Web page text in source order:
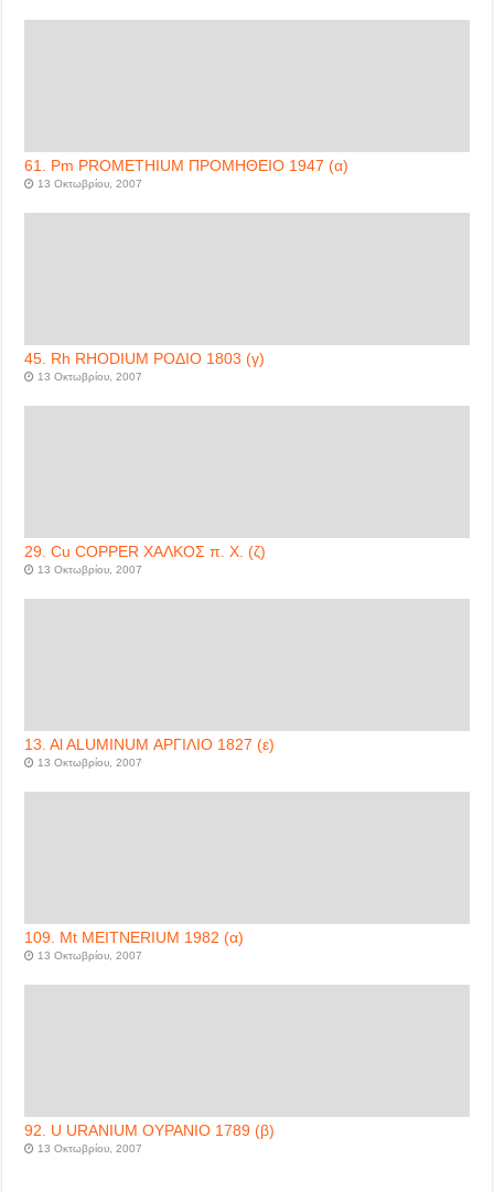
61. Pm PROMETHIUM ΠΡΟΜΗΘΕΙΟ 1947 (α)
13 Οκτωβρίου, 2007
45. Rh RHODIUM ΡΟΔΙΟ 1803 (γ)
13 Οκτωβρίου, 2007
29. Cu COPPER ΧΑΛΚΟΣ π. Χ. (ζ)
13 Οκτωβρίου, 2007
13. Al ALUMINUM ΑΡΓΙΛΙΟ 1827 (ε)
13 Οκτωβρίου, 2007
109. Mt MEITNERIUM 1982 (α)
13 Οκτωβρίου, 2007
92. U URANIUM ΟΥΡΑΝΙΟ 1789 (β)
13 Οκτωβρίου, 2007